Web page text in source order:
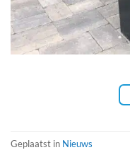
Geplaatst in Nieuws